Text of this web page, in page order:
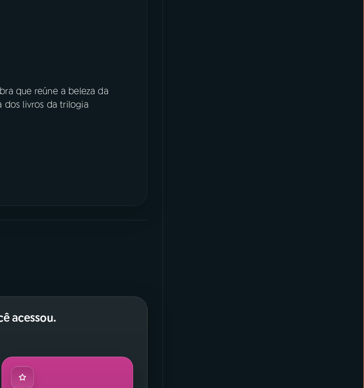
que reúne a beleza da
dos livros da trilogia
acessou.